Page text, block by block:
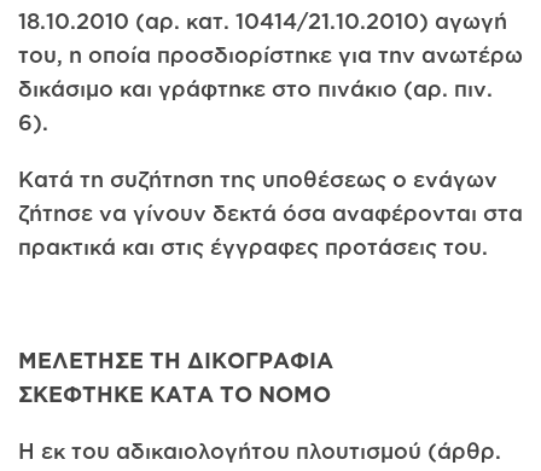
18.10.2010 (αρ. κατ. 10414/21.10.2010) αγωγή
του, η οποία προσδιορίστηκε για την ανωτέρω
δικάσιμο και γράφτηκε στο πινάκιο (αρ. πιν.
6).
Κατά τη συζήτηση της υποθέσεως ο ενάγων
ζήτησε να γίνουν δεκτά όσα αναφέρονται στα
πρακτικά και στις έγγραφες προτάσεις του.
ΜΕΛΕΤΗΣΕ ΤΗ ΔΙΚΟΓΡΑΦΙΑ
ΣΚΕΦΤΗΚΕ ΚΑΤΑ ΤΟ ΝΟΜΟ
Η εκ του αδικαιολογήτου πλουτισμού (άρθρ.